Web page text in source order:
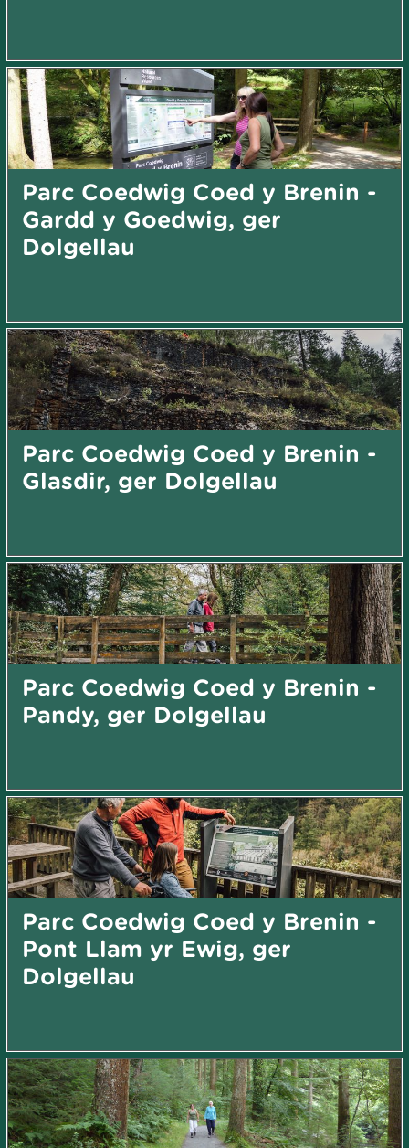
Parc Coedwig Coed y Brenin -
Gardd y Goedwig, ger
Dolgellau
Parc Coedwig Coed y Brenin -
Glasdir, ger Dolgellau
Parc Coedwig Coed y Brenin -
Pandy, ger Dolgellau
Parc Coedwig Coed y Brenin -
Pont Llam yr Ewig, ger
Dolgellau